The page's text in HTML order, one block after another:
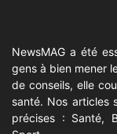
NewsMAG a été
gens à bien mener
de conseils, elle
santé. Nos articles
précises : Santé,